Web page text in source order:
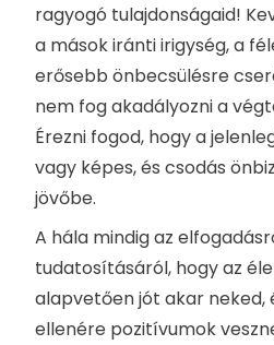
ragyogó tulajdonságaid!
a mások iránti irigység, a
erősebb önbecsülésre
nem fog akadályozni a
Érezni fogod, hogy a
vagy képes, és csodás
jövőbe.
A hála mindig az
tudatosításáról, hogy az
alapvetően jót akar neked,
ellenére pozitívumok